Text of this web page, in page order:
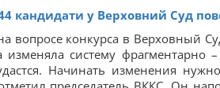
кандидати у Верховний Суд
вопросе конкурса в Верховный
изменяла систему фрагментарно
Начинать изменения